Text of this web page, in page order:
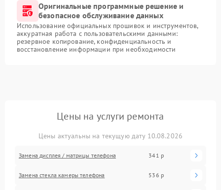
Оригинальные программные решение и
безопасное обслуживание данных
Использование официальных прошивок и инструментов,
аккуратная работа с пользовательскими данными:
резервное копирование, конфиденциальность и
восстановление информации при необходимости
Цены на услуги ремонта
Цены актуальны на текущую дату 10.08.2026
Замена дисплея / матрицы телефона 341 р
Замена стекла камеры телефона 536 р